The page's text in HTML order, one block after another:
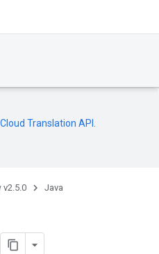
Cloud Translation API
v2.5.0 Java